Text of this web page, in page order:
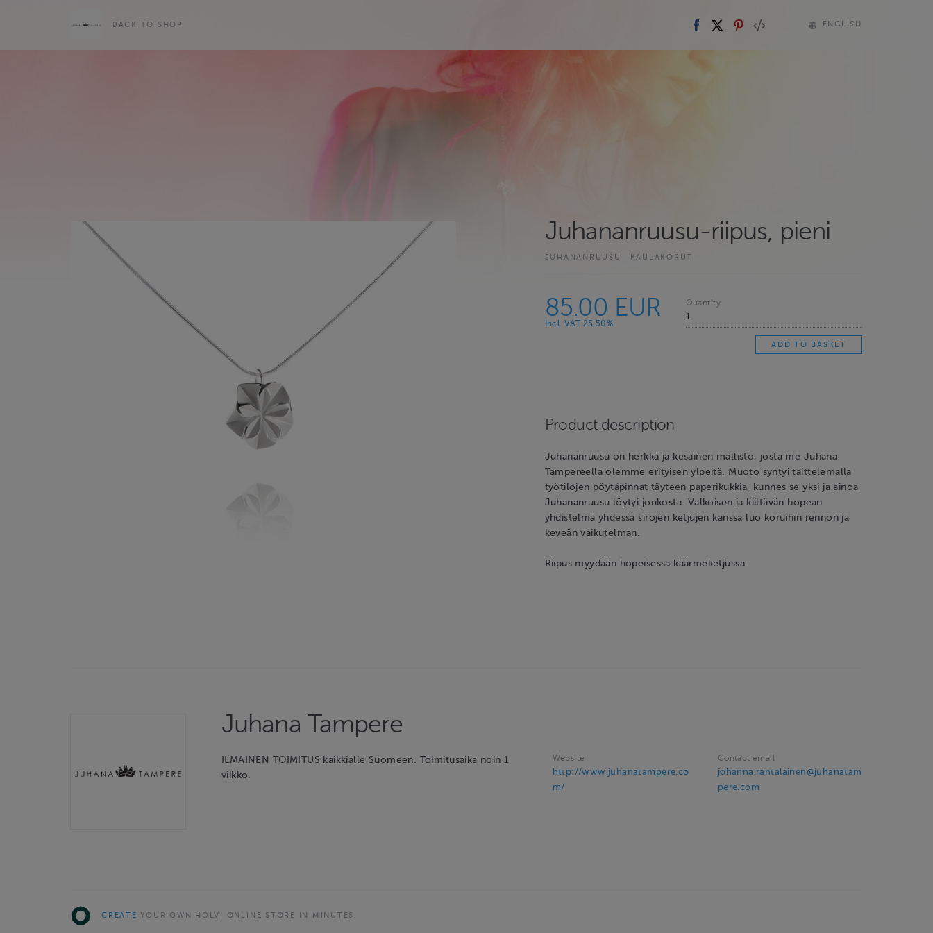
BACK TO SHOP ENGLISH
Juhananruusu-riipus, pieni
JUHANANRUUSU KAULAKORUT
85.00 EUR
Incl. VAT 25.50%
Quantity
Product description
Juhananruusu on herkkä ja kesäinen mallisto, josta me Juhana
Tampereella olemme erityisen ylpeitä. Muoto syntyi taittelemalla
työtilojen pöytäpinnat täyteen paperikukkia, kunnes se yksi ja ainoa
Juhananruusu löytyi joukosta. Valkoisen ja kiiltävän hopean
yhdistelmä yhdessä sirojen ketjujen kanssa luo koruihin rennon ja
keveän vaikutelman.
Riipus myydään hopeisessa käärmeketjussa.
Juhana Tampere
ILMAINEN TOIMITUS kaikkialle Suomeen. Toimitusaika noin 1
viikko.
Website
http://www.juhanatampere.co
m/
Contact email
johanna.rantalainen@juhanatam
pere.com
CREATE YOUR OWN HOLVI ONLINE STORE IN MINUTES.